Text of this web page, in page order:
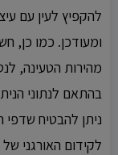
להקפיץ לעין עם
ומעודכן. כמו כן,
מהירות הטעינה,
בהתאם לנתוני
ניתן להבטיח שדפי
לקידום האורגני